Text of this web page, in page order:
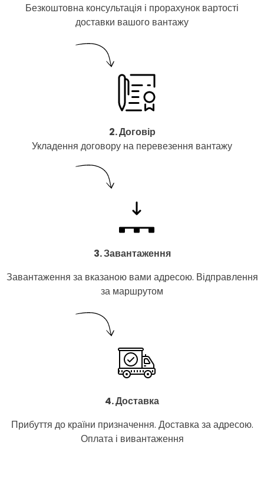
Безкоштовна консультація і прорахунок вартості
доставки вашого вантажу
2. Договір
Укладення договору на перевезення вантажу
3. Завантаження
Завантаження за вказаною вами адресою. Відправлення
за маршрутом
4. Доставка
Прибуття до країни призначення. Доставка за адресою.
Оплата і вивантаження